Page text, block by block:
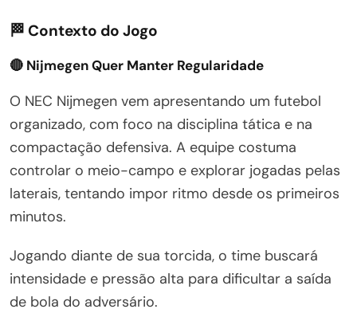
🏁 Contexto do Jogo
🔴 Nijmegen Quer Manter Regularidade
O NEC Nijmegen vem apresentando um futebol
organizado, com foco na disciplina tática e na
compactação defensiva. A equipe costuma
controlar o meio-campo e explorar jogadas pelas
laterais, tentando impor ritmo desde os primeiros
minutos.
Jogando diante de sua torcida, o time buscará
intensidade e pressão alta para dificultar a saída
de bola do adversário.